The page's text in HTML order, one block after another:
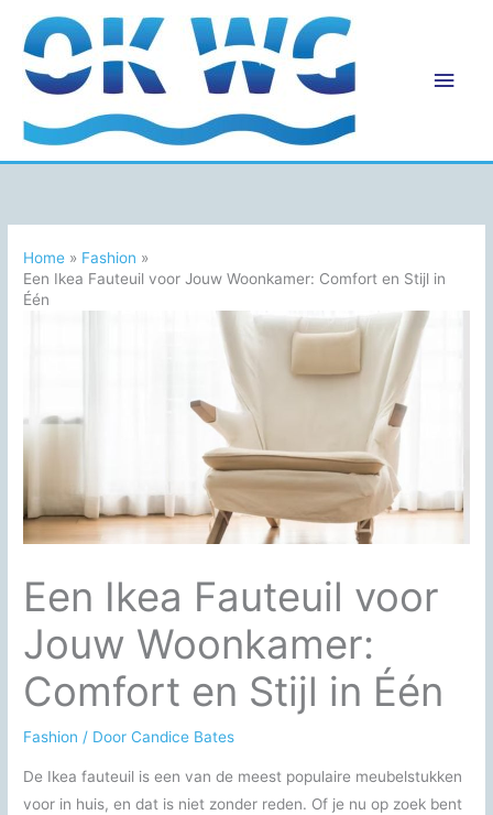
naar
inhoud
Home
Fashion
Een Ikea Fauteuil voor Jouw Woonkamer: Comfort en Stijl in
Één
Een Ikea Fauteuil voor
Jouw Woonkamer:
Comfort en Stijl in Één
Fashion / DoorCandice Bates
De Ikea fauteuil is een van de meest populaire meubelstukken
voor in huis, en dat is niet zonder reden. Of je nu op zoek bent